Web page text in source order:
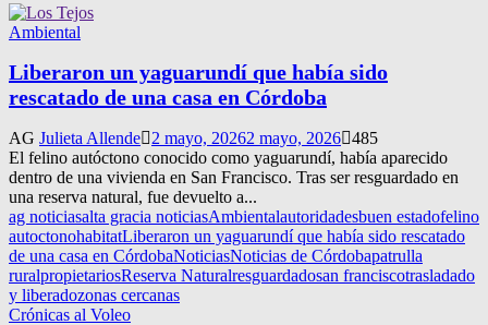
Ambiental
Liberaron un yaguarundí que había sido
rescatado de una casa en Córdoba
AG Julieta Allende 2 mayo, 20262 mayo, 2026 485
El felino autóctono conocido como yaguarundí, había aparecido
dentro de una vivienda en San Francisco. Tras ser resguardado en
una reserva natural, fue devuelto a...
ag noticiasalta gracia noticiasAmbientalautoridadesbuen estadofelino
autoctonohabitatLiberaron un yaguarundí que había sido rescatado
de una casa en CórdobaNoticiasNoticias de Córdobapatrulla
ruralpropietariosReserva Naturalresguardadosan franciscotrasladado
y liberadozonas cercanas
Crónicas al Voleo